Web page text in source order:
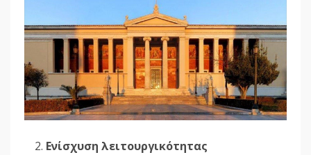
Ενίσχυση λειτουργικότητας